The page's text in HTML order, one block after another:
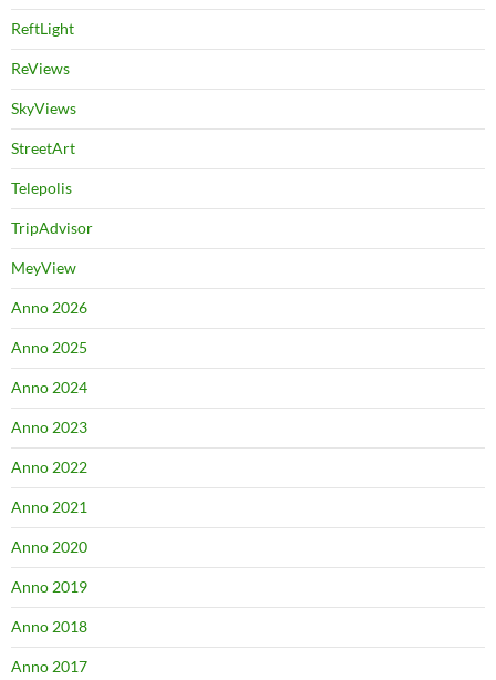
ReftLight
ReViews
SkyViews
StreetArt
Telepolis
TripAdvisor
MeyView
Anno 2026
Anno 2025
Anno 2024
Anno 2023
Anno 2022
Anno 2021
Anno 2020
Anno 2019
Anno 2018
Anno 2017